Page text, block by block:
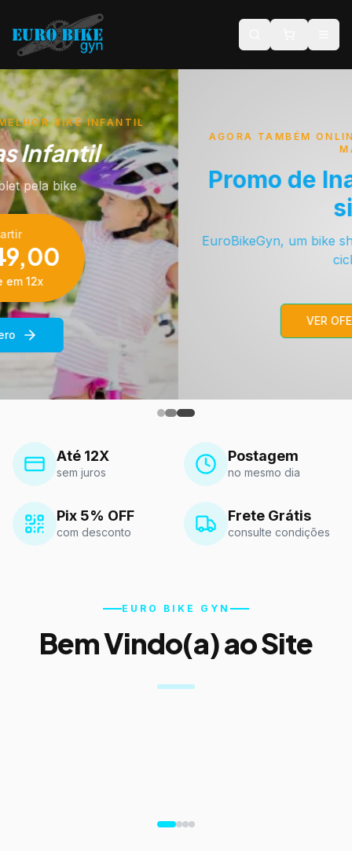
Euro Bike Gyn — Loja de Bicicletas, Peças e Acessórios
AGORA TAMBÉM ONLINE — NA PALMA DA SUA
MÃO
Promo de Inauguração do
site
EuroBikeGyn, um bike shop criado de ciclista, para
ciclista!
VER OFERTAS
Até 12X
sem juros
Postagem
no mesmo dia
Pix 5% OFF
com desconto
Frete Grátis
consulte condições
EURO BIKE GYN
Bem Vindo(a) ao Site